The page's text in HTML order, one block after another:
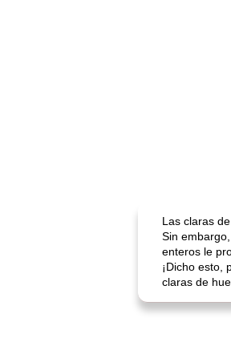
Las claras
Sin
enteros le
¡Dicho esto,
claras de